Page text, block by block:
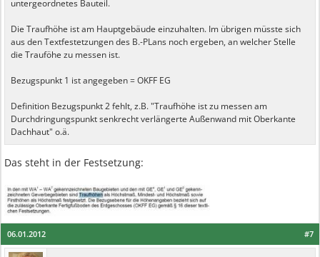
untergeordnetes Bauteil.
Die Traufhöhe ist am Hauptgebäude einzuhalten. Im übrigen müsste sich
aus den Textfestetzungen des B.-PLans noch ergeben, an welcher Stelle
die Trauföhe zu messen ist.
Bezugspunkt 1 ist angegeben = OKFF EG
Definition Bezugspunkt 2 fehlt, z.B. "Traufhöhe ist zu messen am
Durchdringungspunkt senkrecht verlängerte Außenwand mit Oberkante
Dachhaut" o.ä.
Das steht in der Festsetzung:
#7
06.01.2012